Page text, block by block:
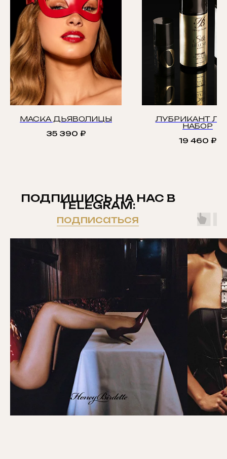
МАСКА ДЬЯВОЛИЦЫ
35 390 ₽
ЛУБРИКАНТ
НАБОР
19 460 ₽
ПОДПИШИСЬ НА НАС В
TELEGRAM:
подписаться